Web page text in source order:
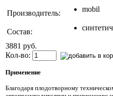
Производитель: mobil
Состав:
3881 руб.
Кол-во:
Применение
Благодаря плодотворному